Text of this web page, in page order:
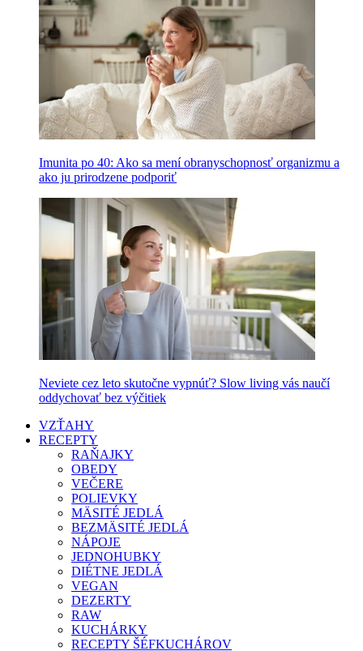
Imunita po 40: Ako sa mení obranyschopnosť organizmu a
ako ju prirodzene podporiť
Neviete cez leto skutočne vypnúť? Slow living vás naučí
oddychovať bez výčitiek
VZŤAHY
RECEPTY
RAŇAJKY
OBEDY
VEČERE
POLIEVKY
MÄSITÉ JEDLÁ
BEZMÄSITÉ JEDLÁ
NÁPOJE
JEDNOHUBKY
DIÉTNE JEDLÁ
VEGAN
DEZERTY
RAW
KUCHÁRKY
RECEPTY ŠÉFKUCHÁROV